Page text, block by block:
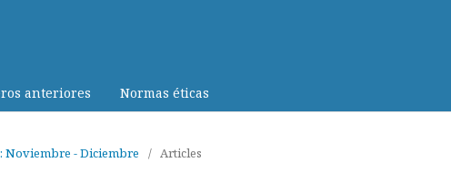
anteriores Normas éticas
Noviembre - Diciembre / Articles